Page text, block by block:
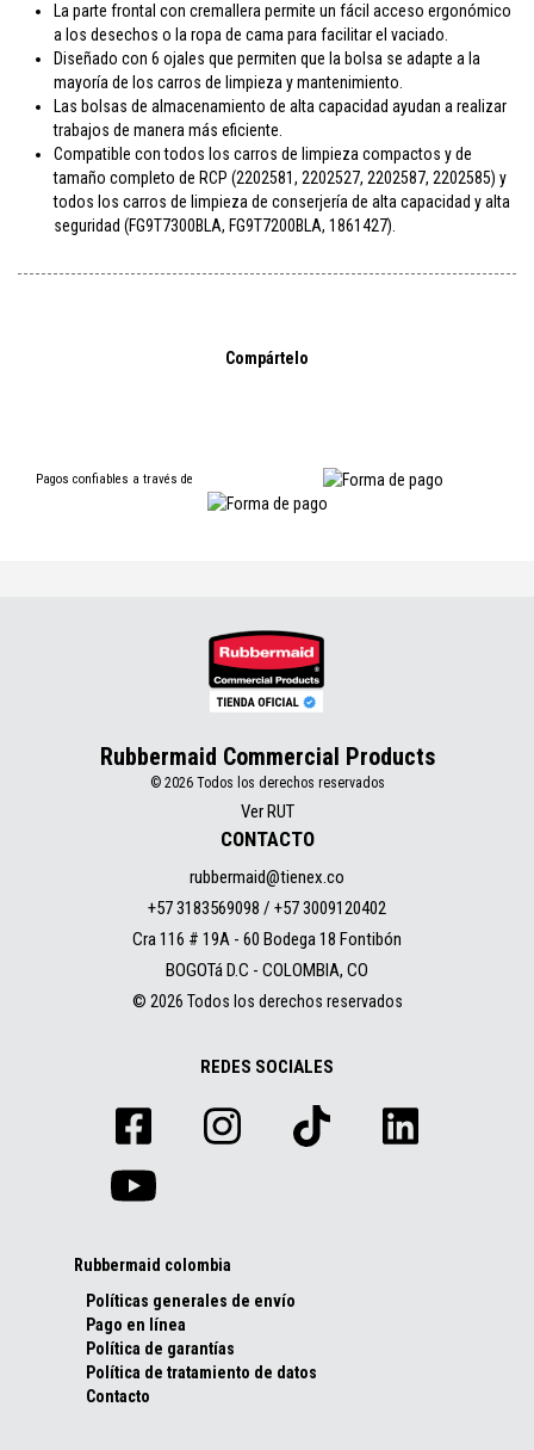
La parte frontal con cremallera permite un fácil acceso ergonómico
a los desechos o la ropa de cama para facilitar el vaciado.
Diseñado con 6 ojales que permiten que la bolsa se adapte a la
mayoría de los carros de limpieza y mantenimiento.
Las bolsas de almacenamiento de alta capacidad ayudan a realizar
trabajos de manera más eficiente.
Compatible con todos los carros de limpieza compactos y de
tamaño completo de RCP (2202581, 2202527, 2202587, 2202585) y
todos los carros de limpieza de conserjería de alta capacidad y alta
seguridad (FG9T7300BLA, FG9T7200BLA, 1861427).
Compártelo
Pagos confiables a través de
Rubbermaid Commercial Products
© 2026 Todos los derechos reservados
Ver RUT
CONTACTO
rubbermaid@tienex.co
+57 3183569098 / +57 3009120402
Cra 116 # 19A - 60 Bodega 18 Fontibón
BOGOTá D.C - COLOMBIA, CO
© 2026 Todos los derechos reservados
REDES SOCIALES
Rubbermaid colombia
Políticas generales de envío
Pago en línea
Política de garantías
Política de tratamiento de datos
Contacto